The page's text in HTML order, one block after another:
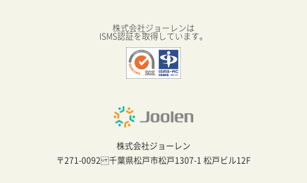
株式会社ジョーレンは
ISMS認証を取得しています。
株式会社ジョーレン
〒271-0092 千葉県松戸市松戸1307-1 松戸ビル12F